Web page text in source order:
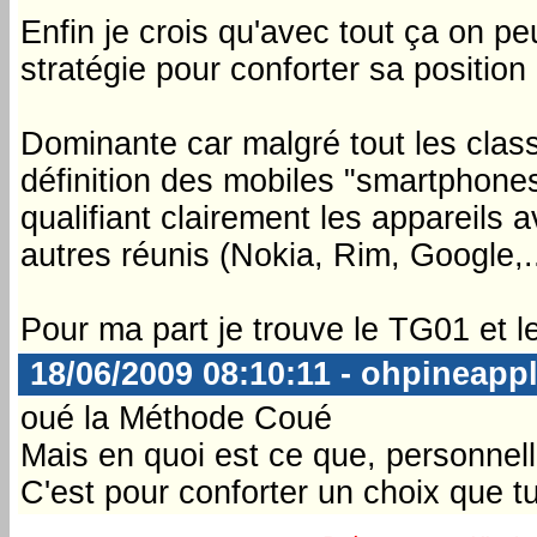
Enfin je crois qu'avec tout ça on
stratégie pour conforter sa
Dominante car malgré tout les
définition des mobiles
qualifiant clairement les appareils
autres réunis (Nokia, Rim,
Pour ma part je trouve le TG01 et
18/06/2009 08:10:11 -
oué la Méthode Coué
Mais en quoi est ce que,
C'est pour conforter un choix que